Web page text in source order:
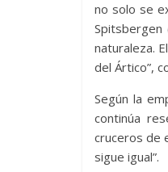
no solo se
Spitsbergen
naturaleza.
del Ártico”,
Según la
continúa
cruceros de
sigue igual”.